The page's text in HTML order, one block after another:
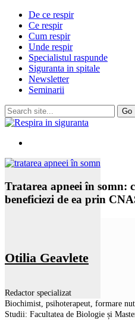
De ce respir
Ce respir
Cum respir
Unde respir
Specialistul raspunde
Siguranta in spitale
Newsletter
Seminarii
Tratarea apneei în somn:
beneficiezi de ea prin
Otilia Geavlete
Redactor specializat
Biochimist, psihoterapeut, formare
Studii: Facultatea de Biologie și